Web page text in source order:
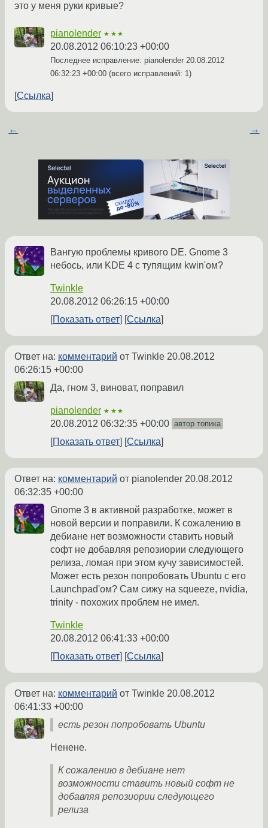
это у меня руки кривые?
pianolender ★★★
20.08.2012 06:10:23 +00:00
Последнее исправление: pianolender 20.08.2012
06:32:23 +00:00 (всего исправлений: 1)
Ссылка
← →
Вангую проблемы кривого DE. Gnome 3
небось, или KDE 4 с тупящим kwin'ом?
Twinkle
20.08.2012 06:26:15 +00:00
Показать ответ
Ссылка
Ответ на: комментарий от Twinkle 20.08.2012
06:26:15 +00:00
Да, гном 3, виноват, поправил
pianolender ★★★
20.08.2012 06:32:35 +00:00 автор топика
Показать ответ Ссылка
Ответ на: комментарий от pianolender 20.08.2012
06:32:35 +00:00
Gnome 3 в активной разработке, может в
новой версии и поправили. К сожалению в
дебиане нет возможности ставить новый
софт не добавляя репозиории следующего
релиза, ломая при этом кучу зависимостей.
Может есть резон попробовать Ubuntu с его
Launchpad'ом? Сам сижу на squeeze, nvidia,
trinity - похожих проблем не имел.
Twinkle
20.08.2012 06:41:33 +00:00
Показать ответ
Ссылка
Ответ на: комментарий от Twinkle 20.08.2012
06:41:33 +00:00
есть резон попробовать Ubuntu
Ненене.
К сожалению в дебиане нет
возможности ставить новый софт не
добавляя репозиории следующего
релиза